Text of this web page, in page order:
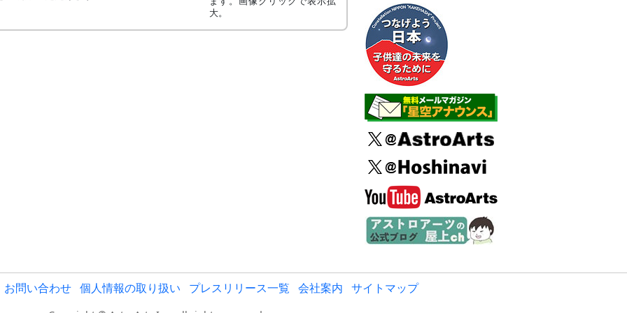
7日ごろ
大。
お問い合わせ 個人情報の取り扱い プレスリリース一覧 会社案内 サイトマップ